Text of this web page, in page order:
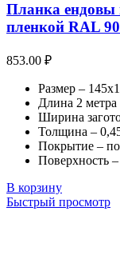
Планка ендовы
пленкой RAL
853.00 ₽
Размер –
Длина 2 метра
Ширина
Толщина –
Покрытие –
Поверхность –
В корзину
Быстрый просмотр